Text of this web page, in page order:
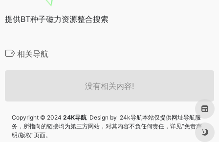
提供BT种子磁力资源整合搜索
相关导航
没有相关内容!
Copyright © 2024 24K导航 Design by 24k导航本站仅提供网址导航服
务，所指向的链接均为第三方网站，对其内容不负任何责任，详见“免责声
明/版权”页面。